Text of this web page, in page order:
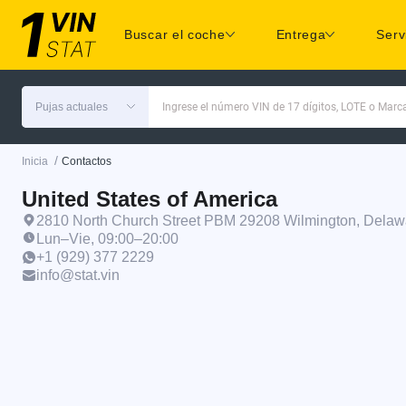
Buscar el coche Entrega
Pujas actuales Ingrese el número VIN de 17 dígitos, LOTE o
Inicia / Contactos
United States of America
2810 North Church Street PBM 29208 Wilmington,
Lun–Vie, 09:00–20:00
+1 (929) 377 2229
info@stat.vin